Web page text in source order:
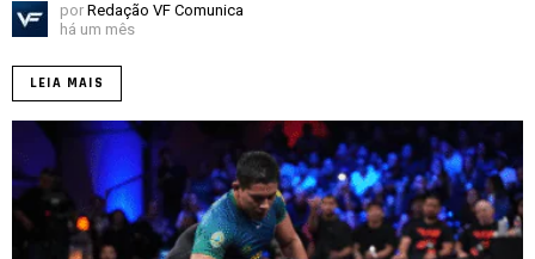
por Redação VF Comunica
há um mês
LEIA MAIS